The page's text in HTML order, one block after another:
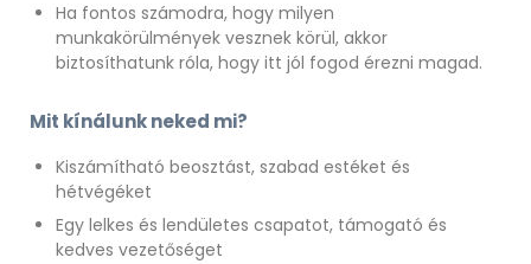
Ha fontos számodra, hogy milyen
munkakörülmények vesznek körül, akkor
biztosíthatunk róla, hogy itt jól fogod érezni magad.
Mit kínálunk neked mi?
Kiszámítható beosztást, szabad estéket és
hétvégéket
Egy lelkes és lendületes csapatot, támogató és
kedves vezetőséget